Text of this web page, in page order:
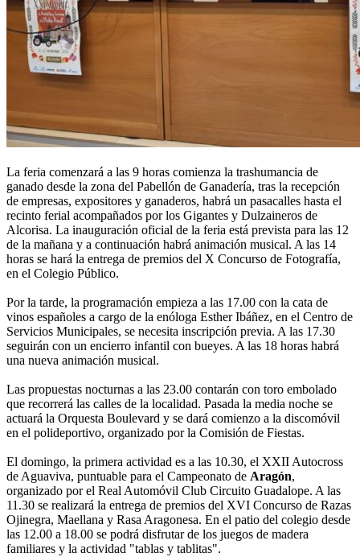
La feria comenzará a las 9 horas comienza la trashumancia de
ganado desde la zona del Pabellón de Ganadería, tras la recepción
de empresas, expositores y ganaderos, habrá un pasacalles hasta el
recinto ferial acompañados por los Gigantes y Dulzaineros de
Alcorisa. La inauguración oficial de la feria está prevista para las 12
de la mañana y a continuación habrá animación musical. A las 14
horas se hará la entrega de premios del X Concurso de Fotografía,
en el Colegio Público.
Por la tarde, la programación empieza a las 17.00 con la cata de
vinos españoles a cargo de la enóloga Esther Ibáñez, en el Centro de
Servicios Municipales, se necesita inscripción previa. A las 17.30
seguirán con un encierro infantil con bueyes. A las 18 horas habrá
una nueva animación musical.
Las propuestas nocturnas a las 23.00 contarán con toro embolado
que recorrerá las calles de la localidad. Pasada la media noche se
actuará la Orquesta Boulevard y se dará comienzo a la discomóvil
en el polideportivo, organizado por la Comisión de Fiestas.
El domingo, la primera actividad es a las 10.30, el XXII Autocross
de Aguaviva, puntuable para el Campeonato de Aragón,
organizado por el Real Automóvil Club Circuito Guadalope. A las
11.30 se realizará la entrega de premios del XVI Concurso de Razas
Ojinegra, Maellana y Rasa Aragonesa. En el patio del colegio desde
las 12.00 a 18.00 se podrá disfrutar de los juegos de madera
familiares y la actividad "tablas y tablitas".